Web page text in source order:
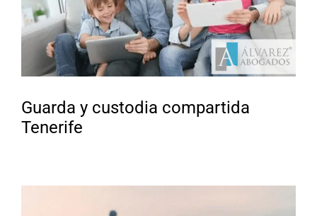
Guarda y custodia compartida
Tenerife